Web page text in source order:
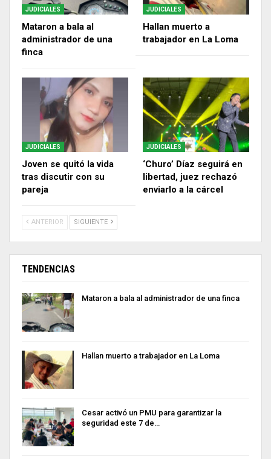
JUDICIALES
Mataron a bala al
administrador de una
finca
JUDICIALES
Hallan muerto a
trabajador en La Loma
JUDICIALES
Joven se quitó la vida
tras discutir con su
pareja
JUDICIALES
‘Churo’ Díaz seguirá en
libertad, juez rechazó
enviarlo a la cárcel
ANTERIOR SIGUIENTE
TENDENCIAS
Mataron a bala al administrador de una finca
Hallan muerto a trabajador en La Loma
Cesar activó un PMU para garantizar la
seguridad este 7 de…